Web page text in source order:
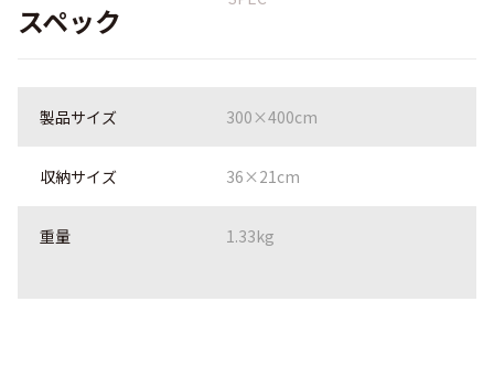
スペック
製品サイズ 300×400cm
収納サイズ 36×21cm
重量 1.33kg